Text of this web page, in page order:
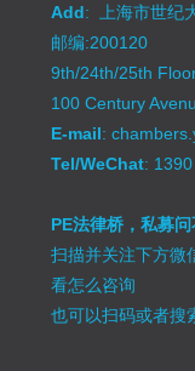
Add: 上海市世纪
邮编:200120
9th/24th/25th
100 Century
E-mail:
Tel/WeChat:
PE法律桥，私募
扫描并关注下方微
看怎么咨询
也可以扫码或者搜